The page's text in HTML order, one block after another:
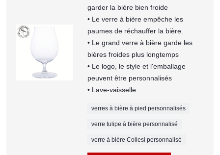
garder la bière bien froide
• Le verre à bière empêche les
paumes de réchauffer la bière.
• Le grand verre à bière garde les
bières froides plus longtemps
• Le logo, le style et l'emballage
peuvent être personnalisés
• Lave-vaisselle
verres à bière à pied personnalisés
verre tulipe à bière personnalisé
verre à bière Collesi personnalisé